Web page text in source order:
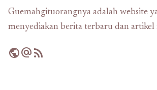
Guemahgituorangnya adalah website
menyediakan berita terbaru dan artikel
publicalternate_emailrss_feed